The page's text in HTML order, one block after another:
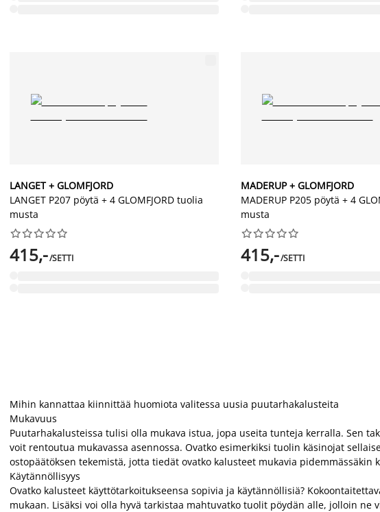
LANGET + GLOMFJORD
LANGET P207 pöytä + 4 GLOMFJORD tuolia
musta






415,-/SETTI
MADERUP + GLOMFJORD
MADERUP P205 pöytä + 4
musta






415,-/SETTI
Mihin kannattaa kiinnittää huomiota valitessa uusia puutarhakalusteita
Mukavuus
Puutarhakalusteissa tulisi olla mukava istua, jopa useita tunteja kerralla. Sen
voit rentoutua mukavassa asennossa. Ovatko esimerkiksi tuolin käsinojat
ostopäätöksen tekemistä, jotta tiedät ovatko kalusteet mukavia pidemmässäkin
Käytännöllisyys
Ovatko kalusteet käyttötarkoitukseensa sopivia ja käytännöllisiä?
mukaan. Lisäksi voi olla hyvä tarkistaa mahtuvatko tuolit pöydän alle, jolloin ne